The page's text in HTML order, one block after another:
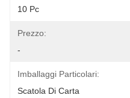
10 Pc
Prezzo:
-
Imballaggi Particolari:
Scatola Di Carta